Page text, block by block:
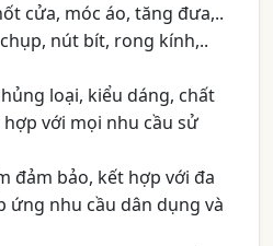
cửa, móc áo, tăng đưa,..
nút bít, rong kính,..
loại, kiểu dáng, chất
với mọi nhu cầu sử
đảm bảo, kết hợp với đa
ứng nhu cầu dân dụng và